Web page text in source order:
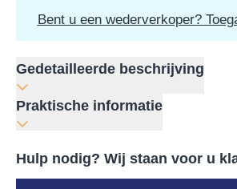
Bent u een wederverkoper?
Gedetailleerde beschrijving
Praktische informatie
Hulp nodig? Wij staan voor u